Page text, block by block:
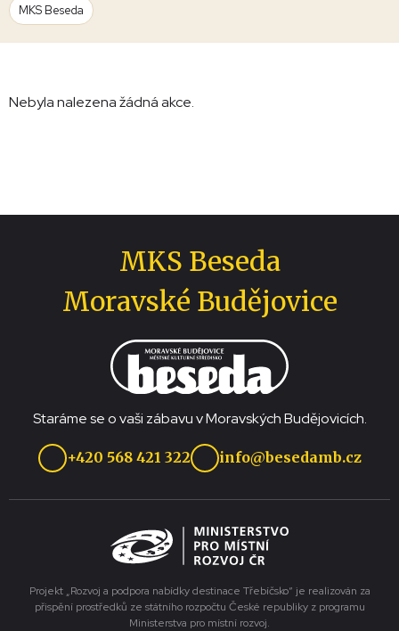
MKS Beseda
Nebyla nalezena žádná akce.
MKS Beseda
Moravské Budějovice
Staráme se o vaši zábavu v Moravských Budějovicích.
+420 568 421 322 info@besedamb.cz
Projekt „Rozvoj a podpora nabídky destinace Třebíčsko“ je realizován za
přispění prostředků ze státního rozpočtu České republiky z programu
Ministerstva pro místní rozvoj.